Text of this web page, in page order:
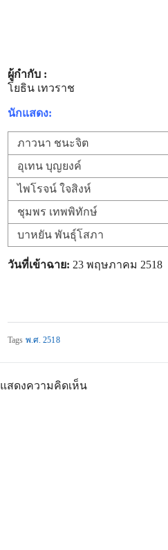
ผู้กำกับ :
โยธิน เทวราช
นักแสดง:
ภาวนา ชนะจิต
อุเทน บุญยงค์
ไพโรจน์ ใจสิงห์
ชุมพร เทพพิทักษ์
บาหยัน พันธุ์โสภา
วันที่เข้าฉาย: 23 พฤษภาคม 2518
Tags พ.ศ. 2518
แสดงความคิดเห็น